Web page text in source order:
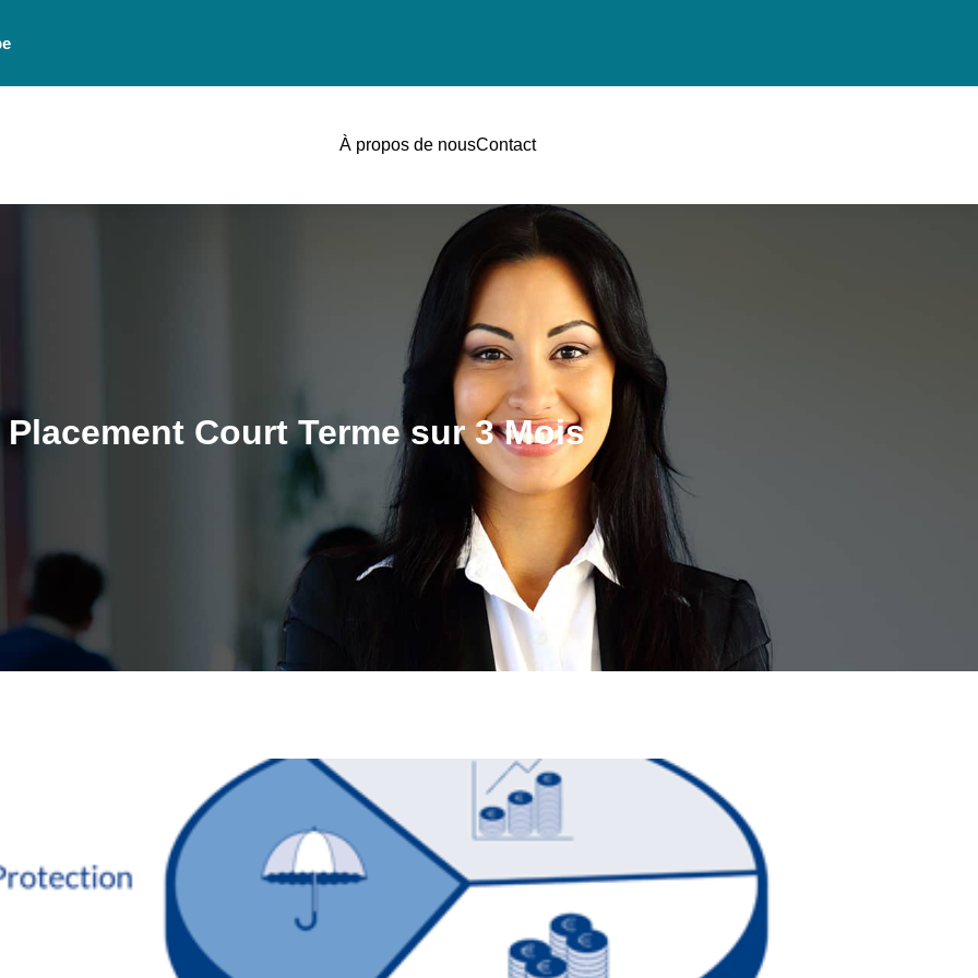
À propos de nousContact
Court Terme sur 3 Mois